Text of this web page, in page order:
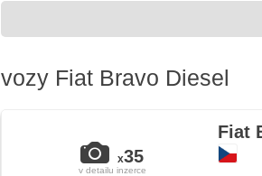
vozy Fiat Bravo Diesel
x35
v detailu inzerce
Fiat